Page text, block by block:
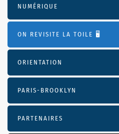
NUMÉRIQUE
ON REVISITE LA TOILE 🖥️
ORIENTATION
PARIS-BROOKLYN
PARTENAIRES